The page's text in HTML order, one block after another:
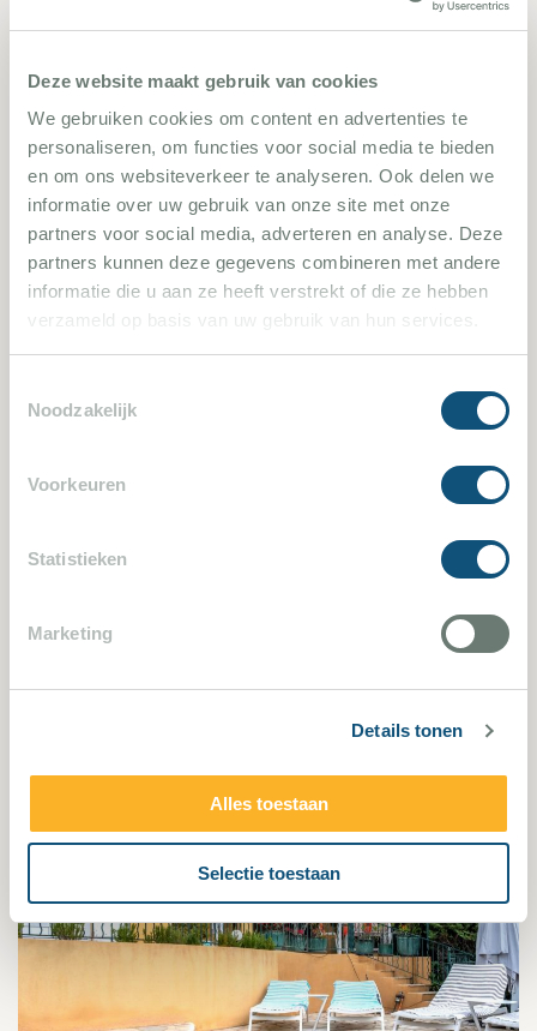
Deze website maakt gebruik van cookies
We gebruiken cookies om content en advertenties te
personaliseren, om functies voor social media te bieden
en om ons websiteverkeer te analyseren. Ook delen we
informatie over uw gebruik van onze site met onze
partners voor social media, adverteren en analyse. Deze
partners kunnen deze gegevens combineren met andere
informatie die u aan ze heeft verstrekt of die ze hebben
verzameld op basis van uw gebruik van hun services.
Noodzakelijk
Voorkeuren
Statistieken
Marketing
Details tonen
Alles toestaan
Selectie toestaan
Fuveau 2660
5 Schlafzimmer 10 Personen
Villa bekijken
1783
7 Schlafzimmer